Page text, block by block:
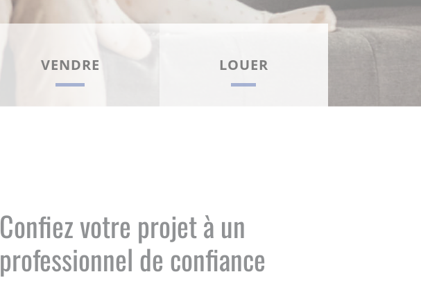
VENDRE LOUER
Confiez votre projet à un
professionnel de confiance